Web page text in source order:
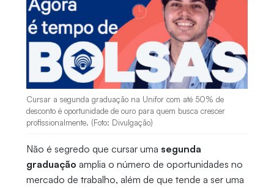
Cursar a segunda graduação na Unifor com até 50% de
desconto é oportunidade de ouro para quem busca crescer
profissionalmente. (Foto: Divulgação)
Não é segredo que cursar uma segunda
graduação amplia o número de oportunidades no
mercado de trabalho, além de que tende a ser uma